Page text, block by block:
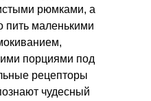
рюмками, а
пить маленькими
порциями под
рецепторы
чудесный